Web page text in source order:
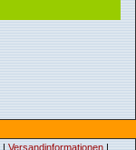
| Versandinformationen|